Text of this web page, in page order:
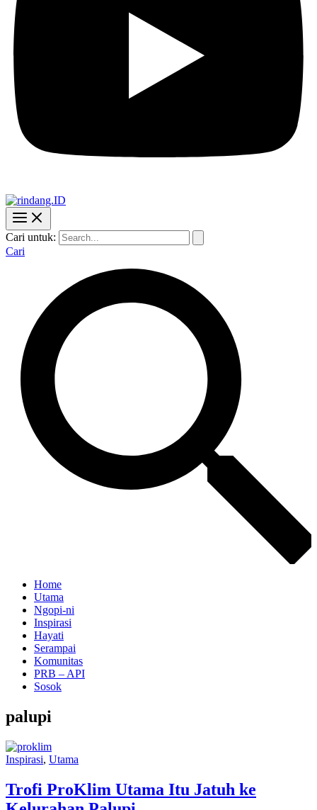
Cari untuk:
Cari
Home
Utama
Ngopi-ni
Inspirasi
Hayati
Serampai
Komunitas
PRB – API
Sosok
palupi
Inspirasi, Utama
Trofi ProKlim Utama Itu Jatuh ke